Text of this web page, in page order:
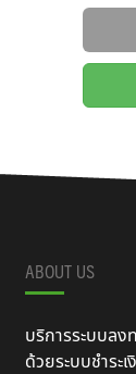
ABOUT US
บริการระบบล
ด้วยระบบชำระ